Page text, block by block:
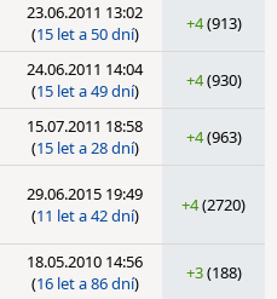
23.06.2011 13:02
(15 let a 50 dní) +4(913)
24.06.2011 14:04
(15 let a 49 dní) +4(930)
15.07.2011 18:58
(15 let a 28 dní) +4(963)
29.06.2015 19:49
(11 let a 42 dní) +4(2720)
18.05.2010 14:56
(16 let a 86 dní) +3(188)